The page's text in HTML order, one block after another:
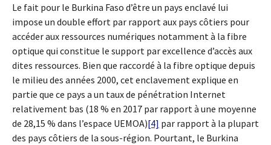
Le fait pour le Burkina Faso d’être un pays enclavé lui
impose un double effort par rapport aux pays côtiers pour
accéder aux ressources numériques notamment à la fibre
optique qui constitue le support par excellence d’accès aux
dites ressources. Bien que raccordé à la fibre optique depuis
le milieu des années 2000, cet enclavement explique en
partie que ce pays a un taux de pénétration Internet
relativement bas (18 % en 2017 par rapport à une moyenne
de 28,15 % dans l’espace UEMOA)[4] par rapport à la plupart
des pays côtiers de la sous-région. Pourtant, le Burkina